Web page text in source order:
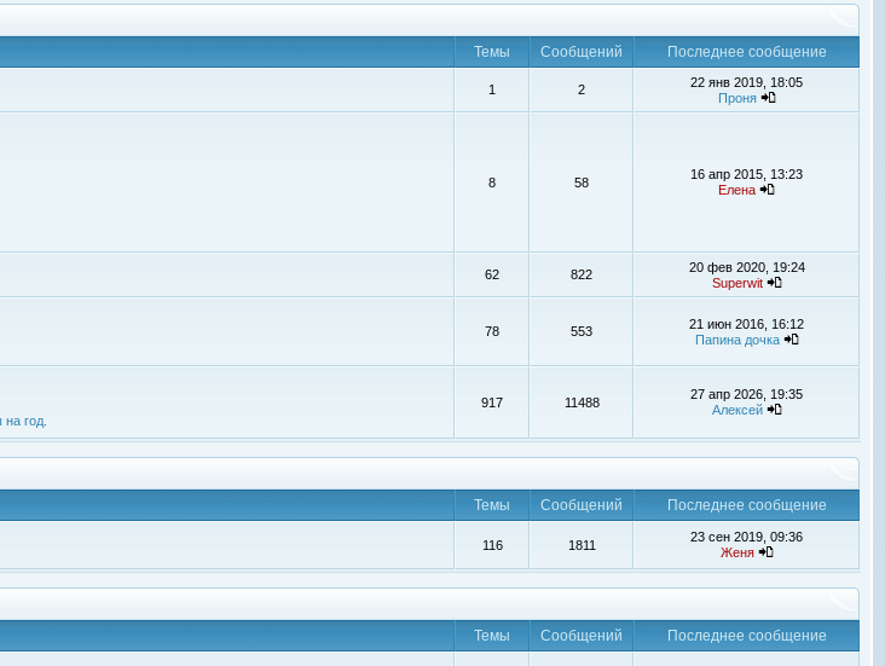
Темы Сообщений Последнее сообщение
1 2
22 янв 2019, 18:05
Проня
8 58
16 апр 2015, 13:23
Елена
62 822
20 фев 2020, 19:24
Superwit
78 553
21 июн 2016, 16:12
Папина дочка
год.
917 11488
27 апр 2026, 19:35
Алексей
Темы Сообщений
Последнее сообщение
116 1811
23 сен 2019, 09:36
Женя
Темы Сообщений
Последнее сообщение